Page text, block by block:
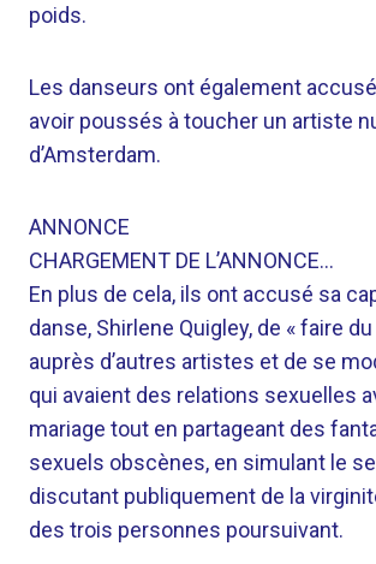
poids.
Les danseurs ont également
avoir poussés à toucher un artiste
d’Amsterdam.
ANNONCE
CHARGEMENT DE L’ANNONCE…
En plus de cela, ils ont accusé sa
danse, Shirlene Quigley, de « faire
auprès d’autres artistes et de se
qui avaient des relations sexuelles
mariage tout en partageant des
sexuels obscènes, en simulant le
discutant publiquement de la
des trois personnes poursuivant.